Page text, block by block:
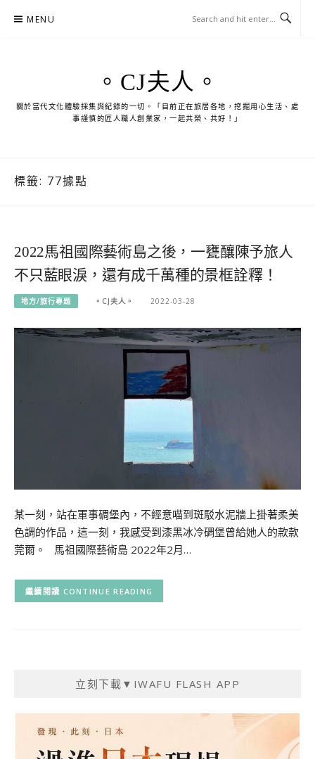
MENU
。CJ夫人。
關於當代文化體驗採集與紀錄的一切。「目前正在旅居各地，挖掘用心生活、處
事謹慎的匠人職人創業家，一起共榮、共好！」
標籤: 77據點
2022馬祖國際藝術島之後，一甕釀陳予旅人
不只藍眼淚，還有成千萬種的景框詮釋！
地方/旅行專題 。CJ夫人。 2022-03-28
某一刻，站在軍事碉堡內，不經意喵到斑駁水泥牆上掛著柔美
色調的作品，這一刻，我感受到漆黑冰冷碉堡曾給她人的款款
莞爾。 馬祖國際藝術島 2022年2月…
CONTINUE READING
立刻下載▼IWAFU FLASH APP